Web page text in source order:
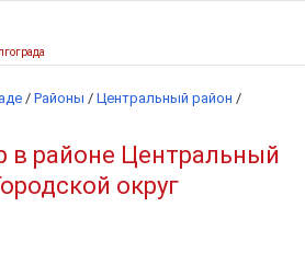
/ Районы / Центральный район /
в районе Центральный
округ